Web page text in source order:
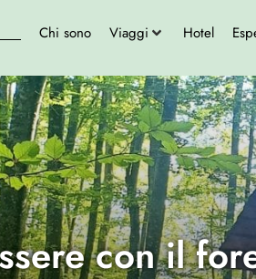
Chi sono Viaggi Hotel
con il